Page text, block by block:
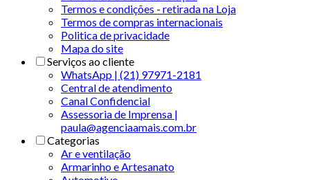
Termos e condições - retirada na Loja
Termos de compras internacionais
Politica de privacidade
Mapa do site
Serviços ao cliente
WhatsApp | (21) 97971-2181
Central de atendimento
Canal Confidencial
Assessoria de Imprensa |
paula@agenciaamais.com.br
Categorias
Ar e ventilação
Armarinho e Artesanato